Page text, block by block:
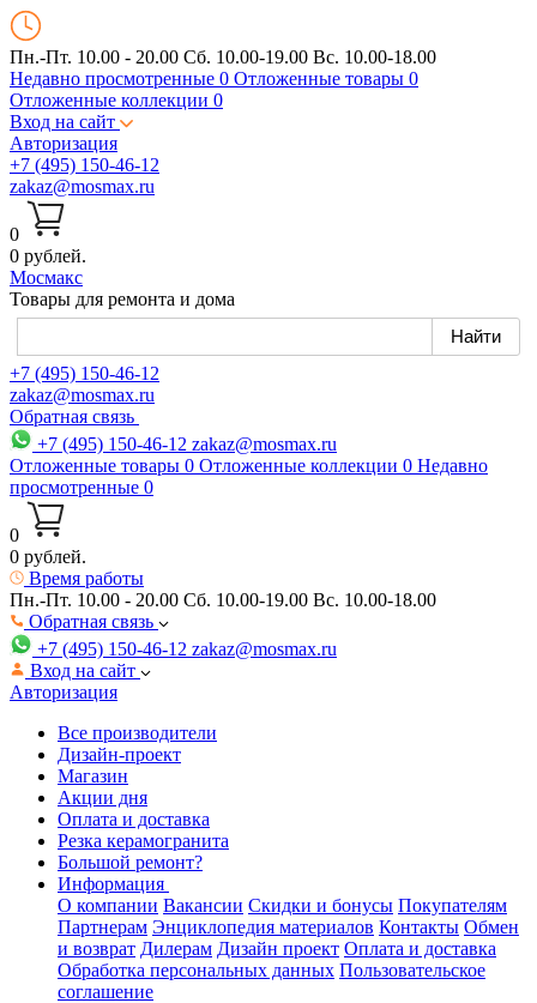
Пн.-Пт. 10.00 - 20.00 Сб. 10.00-19.00 Вс. 10.00-18.00
Недавно просмотренные 0 Отложенные товары 0
Отложенные коллекции 0
Вход на сайт
Авторизация
+7 (495) 150-46-12
zakaz@mosmax.ru
0
0 рублей.
Мосмакс
Товары для ремонта и дома
+7 (495) 150-46-12
zakaz@mosmax.ru
Обратная связь
+7 (495) 150-46-12 zakaz@mosmax.ru
Отложенные товары 0 Отложенные коллекции 0 Недавно
просмотренные 0
0
0 рублей.
Время работы
Пн.-Пт. 10.00 - 20.00 Сб. 10.00-19.00 Вс. 10.00-18.00
Обратная связь
+7 (495) 150-46-12 zakaz@mosmax.ru
Вход на сайт
Авторизация
Все производители
Дизайн-проект
Магазин
Акции дня
Оплата и доставка
Резка керамогранита
Большой ремонт?
Информация
О компании Вакансии Скидки и бонусы Покупателям
Партнерам Энциклопедия материалов Контакты Обмен
и возврат Дилерам Дизайн проект Оплата и доставка
Обработка персональных данных Пользовательское
соглашение